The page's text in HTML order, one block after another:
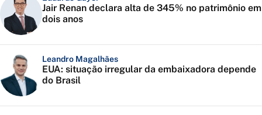
Jair Renan declara alta de 345% no patrimônio em
dois anos
Leandro Magalhães
EUA: situação irregular da embaixadora depende
do Brasil